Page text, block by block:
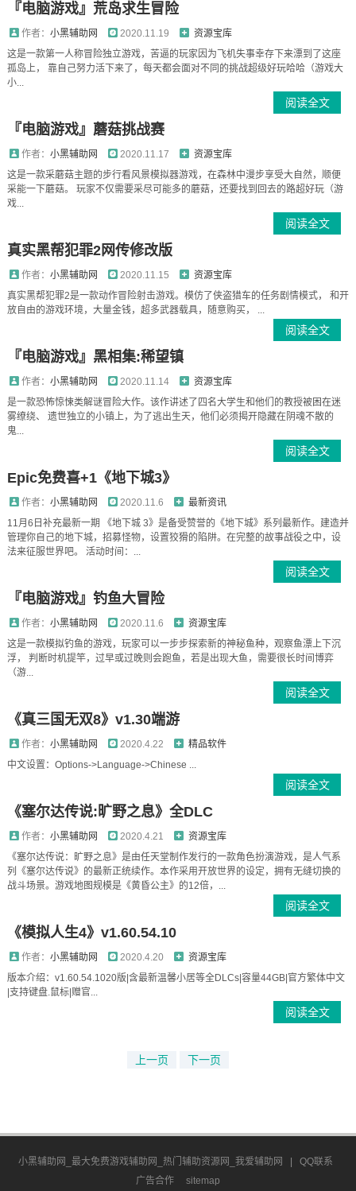
『电脑游戏』荒岛求生冒险
作者： 小黑辅助网 2020.11.19
资源宝库
这是一款第一人称冒险独立游戏，苦逼的玩家因为飞机失事幸存下来漂到了这座
孤岛上， 靠自己努力活下来了，每天都会面对不同的挑战超级好玩哈哈（游戏大
小...
阅读全文
『电脑游戏』蘑菇挑战赛
作者： 小黑辅助网 2020.11.17
资源宝库
这是一款采蘑菇主题的步行看风景模拟器游戏，在森林中漫步享受大自然，顺便
采能一下蘑菇。 玩家不仅需要采尽可能多的蘑菇，还要找到回去的路超好玩（游
戏...
阅读全文
真实黑帮犯罪2网传修改版
作者： 小黑辅助网 2020.11.15
资源宝库
真实黑帮犯罪2是一款动作冒险射击游戏。模仿了侠盗猎车的任务剧情模式， 和开
放自由的游戏环境，大量金钱，超多武器载具，随意购买， ...
阅读全文
『电脑游戏』黑相集:稀望镇
作者： 小黑辅助网 2020.11.14
资源宝库
是一款恐怖惊悚类解谜冒险大作。该作讲述了四名大学生和他们的教授被困在迷
雾缭绕、 遗世独立的小镇上，为了逃出生天，他们必须揭开隐藏在阴魂不散的
鬼...
阅读全文
Epic免费喜+1《地下城3》
作者： 小黑辅助网 2020.11.6
最新资讯
11月6日补充最新一期 《地下城 3》是备受赞誉的《地下城》系列最新作。建造并
管理你自己的地下城，招募怪物，设置狡猾的陷阱。在完整的故事战役之中，设
法来征服世界吧。 活动时间：...
阅读全文
『电脑游戏』钓鱼大冒险
作者： 小黑辅助网 2020.11.6
资源宝库
这是一款模拟钓鱼的游戏，玩家可以一步步探索新的神秘鱼种，观察鱼漂上下沉
浮， 判断时机提竿，过早或过晚则会跑鱼，若是出现大鱼，需要很长时间博弈
（游...
阅读全文
《真三国无双8》v1.30端游
作者： 小黑辅助网 2020.4.22
精品软件
中文设置：Options->Language->Chinese ...
阅读全文
《塞尔达传说:旷野之息》全DLC
作者： 小黑辅助网 2020.4.21
资源宝库
《塞尔达传说：旷野之息》是由任天堂制作发行的一款角色扮演游戏，是人气系
列《塞尔达传说》的最新正统续作。本作采用开放世界的设定，拥有无缝切换的
战斗场景。游戏地图规模是《黄昏公主》的12倍，...
阅读全文
《模拟人生4》v1.60.54.10
作者： 小黑辅助网 2020.4.20
资源宝库
版本介绍：v1.60.54.1020版|含最新温馨小居等全DLCs|容量44GB|官方繁体中文
|支持键盘.鼠标|赠官...
阅读全文
上一页 下一页
小黑辅助网_最大免费游戏辅助网_热门辅助资源网_我爱辅助网
QQ联系
广告合作
sitemap